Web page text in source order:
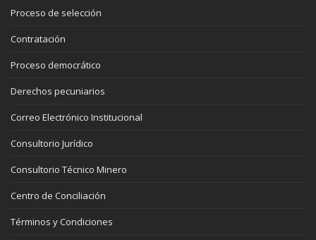
Proceso de selección
Contratación
Proceso democrático
Derechos pecuniarios
Correo Electrónico Institucional
Consultorio Jurídico
Consultorio Técnico Minero
Centro de Conciliación
Términos y Condiciones